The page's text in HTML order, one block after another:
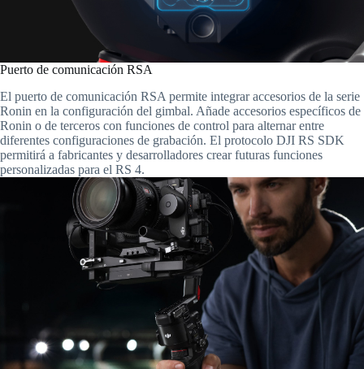
Puerto de comunicación RSA
El puerto de comunicación RSA permite integrar accesorios de la serie
Ronin en la configuración del gimbal. Añade accesorios específicos de
Ronin o de terceros con funciones de control para alternar entre
diferentes configuraciones de grabación. El protocolo DJI RS SDK
permitirá a fabricantes y desarrolladores crear futuras funciones
personalizadas para el RS 4.